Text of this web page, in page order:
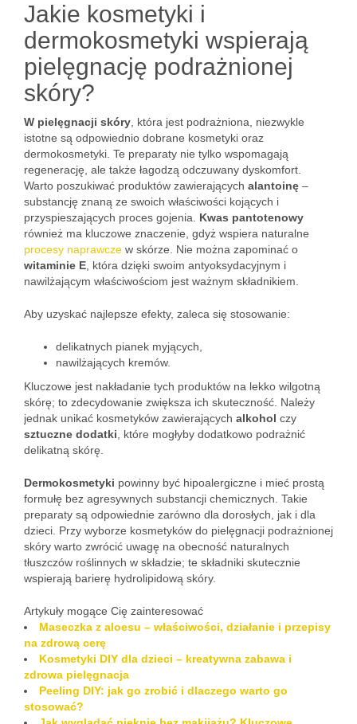
Jakie kosmetyki i
dermokosmetyki wspierają
pielęgnację podrażnionej
skóry?
W pielęgnacji skóry , która jest podrażniona, niezwykle
istotne są odpowiednio dobrane kosmetyki oraz
dermokosmetyki. Te preparaty nie tylko wspomagają
regenerację, ale także łagodzą odczuwany dyskomfort.
Warto poszukiwać produktów zawierających alantoinę –
substancję znaną ze swoich właściwości kojących i
przyspieszających proces gojenia. Kwas pantotenowy
również ma kluczowe znaczenie, gdyż wspiera naturalne
procesy naprawcze w skórze. Nie można zapominać o
witaminie E , która dzięki swoim antyoksydacyjnym i
nawilżającym właściwościom jest ważnym składnikiem.
Aby uzyskać najlepsze efekty, zaleca się stosowanie:
delikatnych pianek myjących,
nawilżających kremów.
Kluczowe jest nakładanie tych produktów na lekko wilgotną
skórę; to zdecydowanie zwiększa ich skuteczność. Należy
jednak unikać kosmetyków zawierających alkohol czy
sztuczne dodatki , które mogłyby dodatkowo podrażnić
delikatną skórę.
Dermokosmetyki powinny być hipoalergiczne i mieć prostą
formułę bez agresywnych substancji chemicznych. Takie
preparaty są odpowiednie zarówno dla dorosłych, jak i dla
dzieci. Przy wyborze kosmetyków do pielęgnacji podrażnionej
skóry warto zwrócić uwagę na obecność naturalnych
tłuszczów roślinnych w składzie; te składniki skutecznie
wspierają barierę hydrolipidową skóry.
Artykuły mogące Cię zainteresować
Maseczka z aloesu – właściwości, działanie i przepisy
na zdrową cerę
Kosmetyki DIY dla dzieci – kreatywna zabawa i
zdrowa pielęgnacja
Peeling DIY: jak go zrobić i dlaczego warto go
stosować?